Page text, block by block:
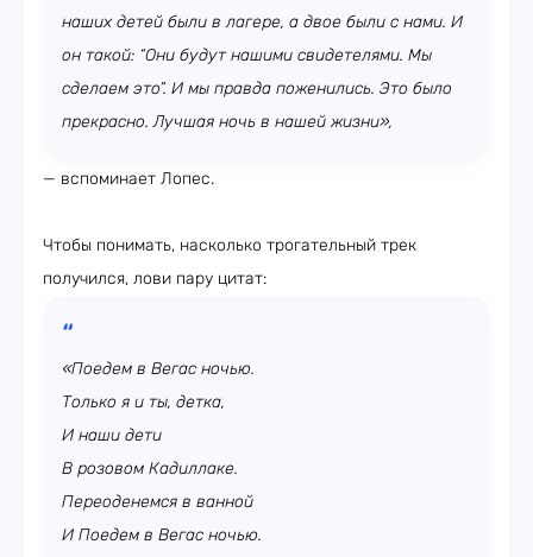
наших детей были в лагере, а двое были с нами. И
он такой: “Они будут нашими свидетелями. Мы
сделаем это”. И мы правда поженились. Это было
прекрасно. Лучшая ночь в нашей жизни»,
— вспоминает Лопес.
Чтобы понимать, насколько трогательный трек
получился, лови пару цитат:
«Поедем в Вегас ночью.
Только я и ты, детка,
И наши дети
В розовом Кадиллаке.
Переоденемся в ванной
И Поедем в Вегас ночью.